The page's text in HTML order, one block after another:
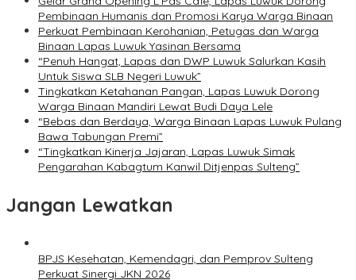
Pembinaan Humanis dan Promosi Karya Warga Binaan
Perkuat Pembinaan Kerohanian, Petugas dan Warga
Binaan Lapas Luwuk Yasinan Bersama
“Penuh Hangat, Lapas dan DWP Luwuk Salurkan Kasih
Untuk Siswa SLB Negeri Luwuk”
Tingkatkan Ketahanan Pangan, Lapas Luwuk Dorong
Warga Binaan Mandiri Lewat Budi Daya Lele
“Bebas dan Berdaya, Warga Binaan Lapas Luwuk Pulang
Bawa Tabungan Premi”
“Tingkatkan Kinerja Jajaran, Lapas Luwuk Simak
Pengarahan Kabagtum Kanwil Ditjenpas Sulteng”
Jangan Lewatkan
BPJS Kesehatan, Kemendagri, dan Pemprov Sulteng
Perkuat Sinergi JKN 2026